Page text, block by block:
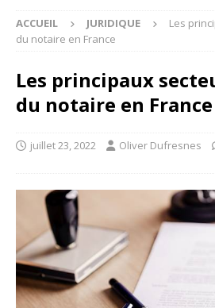
ACCUEIL JURIDIQUE
Les
du notaire en France
Les principaux
du notaire en France
juillet 23, 2022 Oliver Dufresnes